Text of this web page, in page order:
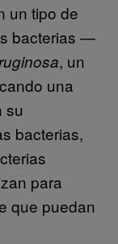
un tipo de
bacterias —
, un
una
su
bacterias,
para
que puedan